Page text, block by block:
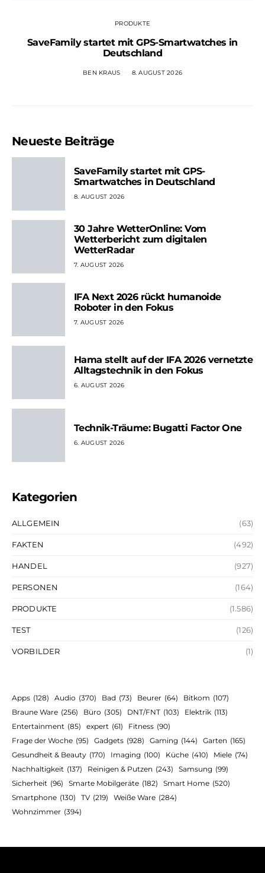
PRODUKTE
SaveFamily startet mit GPS-Smartwatches in
Deutschland
BEN KRAUS 8. AUGUST 2026
Neueste Beiträge
SaveFamily startet mit GPS-
Smartwatches in Deutschland
8. AUGUST 2026
30 Jahre WetterOnline: Vom
Wetterbericht zum digitalen
WetterRadar
7. AUGUST 2026
IFA Next 2026 rückt humanoide
Roboter in den Fokus
7. AUGUST 2026
Hama stellt auf der IFA 2026 vernetzte
Alltagstechnik in den Fokus
6. AUGUST 2026
Technik-Träume: Bugatti Factor One
6. AUGUST 2026
Kategorien
ALLGEMEIN (63)
FAKTEN (492)
HANDEL (927)
PERSONEN (164)
PRODUKTE (1.586)
TEST (126)
VORBILDER (1)
Apps (128) Audio (370) Bad (73) Beurer (64) Bitkom (107)
Braune Ware (256) Büro (305) DNT/FNT (103) Elektrik (113)
Entertainment (85) expert (61) Fitness (90)
Frage der Woche (95) Gadgets (928) Gaming (144) Garten (165)
Gesundheit & Beauty (170) Imaging (100) Küche (410) Miele (74)
Nachhaltigkeit (137) Reinigen & Putzen (243) Samsung (99)
Sicherheit (96) Smarte Mobilgeräte (182) Smart Home (520)
Smartphone (130) TV (219) Weiße Ware (284)
Wohnzimmer (394)